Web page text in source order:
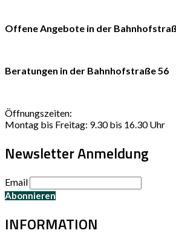
Offene Angebote in der
Beratungen in der Bahnhofstraße 56
Öffnungszeiten:
Montag bis Freitag: 9.30 bis 16.30 Uhr
Newsletter Anmeldung
Email
INFORMATION